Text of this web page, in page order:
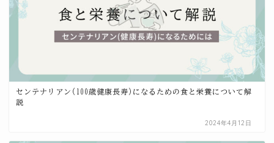
センテナリアン(100歳健康長寿)になるための食と栄養について解
説
2024年4月12日